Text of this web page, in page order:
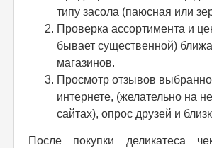
типу засола (паюсная или
Проверка ассортимента и
бывает существенной)
магазинов.
Просмотр отзывов
интернете, (желательно на
сайтах), опрос друзей и
После покупки деликатеса